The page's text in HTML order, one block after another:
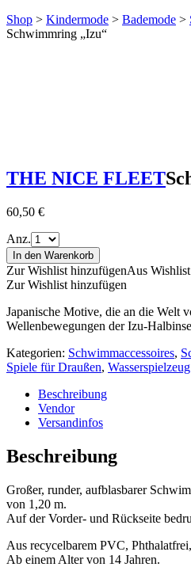
Shop > Kindermode > Bademode >
Schwimmring „Izu“
THE NICE FLEET
60,50 €
Anz.
In den Warenkorb
Zur Wishlist hinzufügenAus
Zur Wishlist hinzufügen
Japanische Motive, die an die Welt
Wellenbewegungen der Izu-
Kategorien: Schwimmaccessoires,
Spiele für Draußen, Wasserspielzeug
Beschreibung
Vendor
Versandinfos
Beschreibung
Großer, runder, aufblasbarer
von 1,20 m.
Auf der Vorder- und Rückseite
Aus recycelbarem PVC,
Ab einem Alter von 14 Jahren.